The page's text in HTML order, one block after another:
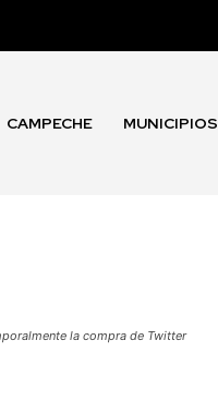
CAMPECHE MUNICIPIOS
la compra de Twitter